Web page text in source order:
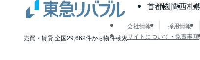
売買・賃貸 全国29,662件から物件検索
首都圏関西札
会社情報 採用情報
サイトについて・免責事項